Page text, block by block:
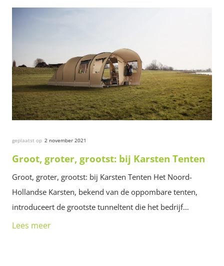
geplaatst op 2 november 2021
Groot, groter, grootst: bij Karsten Tenten
Groot, groter, grootst: bij Karsten Tenten Het Noord-
Hollandse Karsten, bekend van de oppombare tenten,
introduceert de grootste tunneltent die het bedrijf…
Lees meer